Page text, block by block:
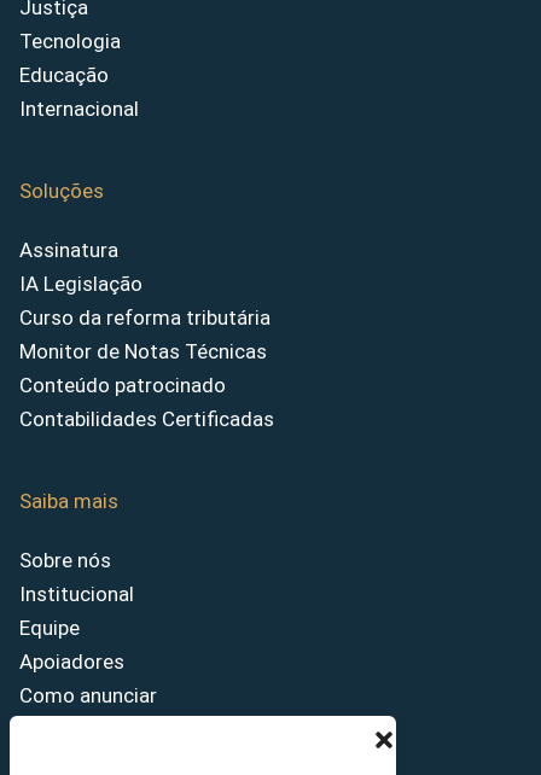
Justiça
Tecnologia
Educação
Internacional
Soluções
Assinatura
IA Legislação
Curso da reforma tributária
Monitor de Notas Técnicas
Conteúdo patrocinado
Contabilidades Certificadas
Saiba mais
Sobre nós
Institucional
Equipe
Apoiadores
Como anunciar